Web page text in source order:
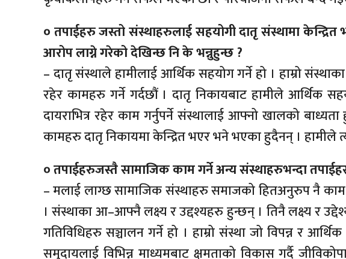
० तपाईहरु जस्तो संस्थाहरुलाई सहयोगी दातृ संस्थामा केन्द्रित
आरोप लाग्ने गरेको देखिन्छ नि के भन्नुहुन्छ ?
– दातृ संस्थाले हामीलाई आर्थिक सहयोग गर्ने हो । हाम्रो
रहेर कामहरु गर्ने गर्दछौं । दातृ निकायबाट हामीले आर्थिक
दायराभित्र रहेर काम गर्नुपर्ने संस्थालाई आफ्नो खालको
कामहरु दातृ निकायमा केन्द्रित भएर भने भएका हुदैनन् । हामीले
० तपाईहरुजस्तै सामाजिक काम गर्ने अन्य संस्थाहरुभन्दा
– मलाई लाग्छ सामाजिक संस्थाहरु समाजको हितअनुरुप नै काम
। संस्थाका आ–आफ्नै लक्ष्य र उद्दश्यहरु हुन्छन् । तिनै लक्ष्य र
गतिविधिहरु सञ्चालन गर्ने हो । हाम्रो संस्था जो विपन्न र
समुदायलाई विभिन्न माध्यमबाट क्षमताको विकास गर्दै